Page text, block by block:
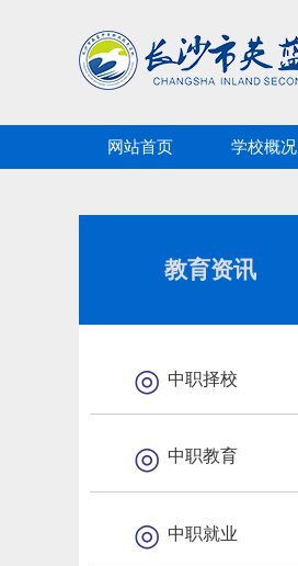
网站首页 学校概况
教育资讯
中职择校
中职教育
中职就业